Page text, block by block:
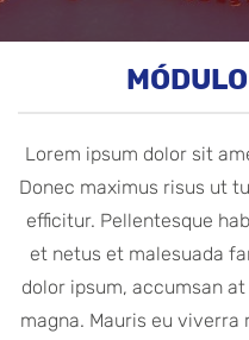
Lorem ipsum dolor sit
Donec maximus risus ut
efficitur. Pellentesque
et netus et malesuada
dolor ipsum, accumsan
magna. Mauris eu